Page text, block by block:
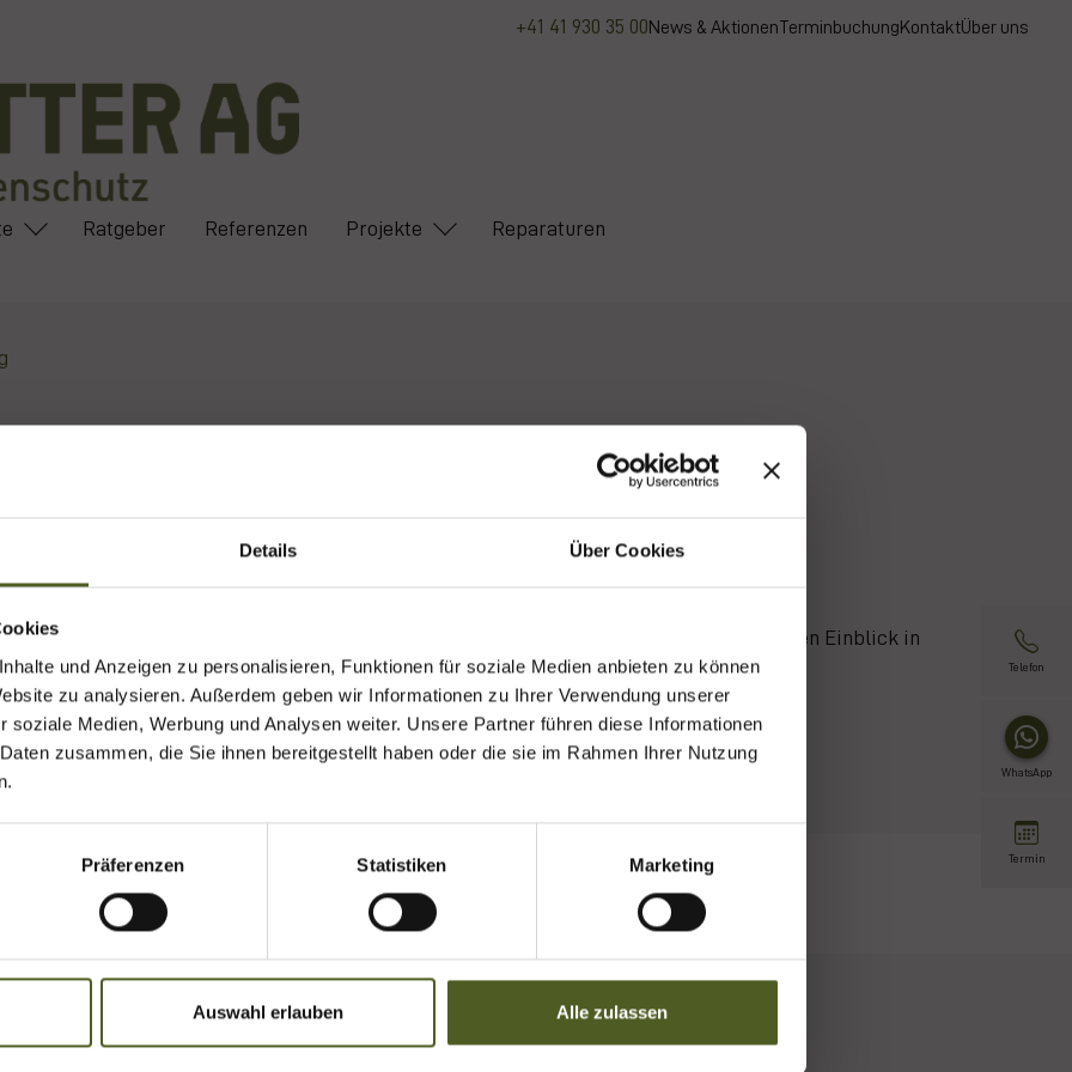
Details Über Cookies
und Anzeigen zu personalisieren, Funktionen für soziale Medien anbieten zu können
zu analysieren. Außerdem geben wir Informationen zu Ihrer Verwendung unserer
soziale Medien, Werbung und Analysen weiter. Unsere Partner führen diese Informationen
zusammen, die Sie ihnen bereitgestellt haben oder die sie im Rahmen Ihrer Nutzung
Präferenzen Statistiken Marketing
Auswahl erlauben Alle zulassen
+41 41 930 35 00News & AktionenTerminbuchungKontaktÜber uns
Ratgeber Referenzen Projekte Reparaturen
sofort
für Ihr Wunschdesign. Gleichzeitig gewinnen wir einen ersten Einblick in
Telefon
WhatsApp
Termin
Buchen
Beratungstermin
onlineegal, ob Sie eine Beratung bei uns
oder bei Ihnen vor Ort wünschen. Gerne
können Sie auch IhrenStorencheck
zur Terminbuchung